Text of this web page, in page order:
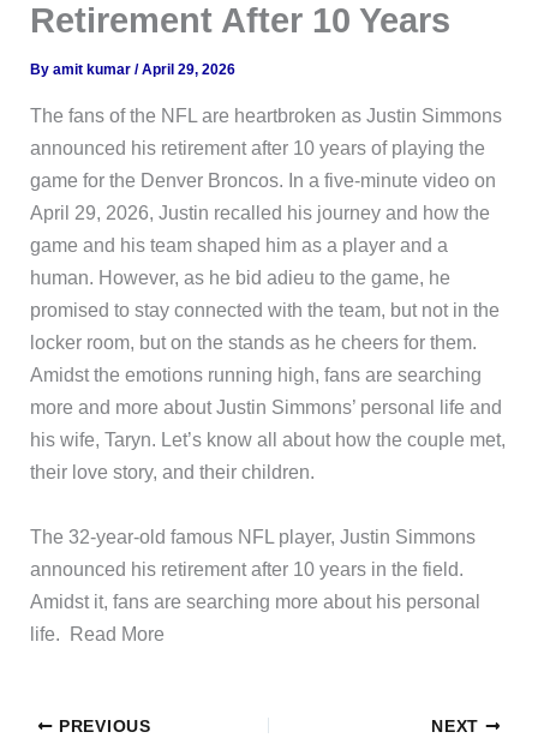
Retirement After 10 Years
Byamit kumar/April 29, 2026
The fans of the NFL are heartbroken as Justin Simmons
announced his retirement after 10 years of playing the
game for the Denver Broncos. In a five-minute video on
April 29, 2026, Justin recalled his journey and how the
game and his team shaped him as a player and a
human. However, as he bid adieu to the game, he
promised to stay connected with the team, but not in the
locker room, but on the stands as he cheers for them.
Amidst the emotions running high, fans are searching
more and more about Justin Simmons’ personal life and
his wife, Taryn. Let’s know all about how the couple met,
their love story, and their children.
​The 32-year-old famous NFL player, Justin Simmons
announced his retirement after 10 years in the field.
Amidst it, fans are searching more about his personal
life. ​Read More
PREVIOUS NEXT